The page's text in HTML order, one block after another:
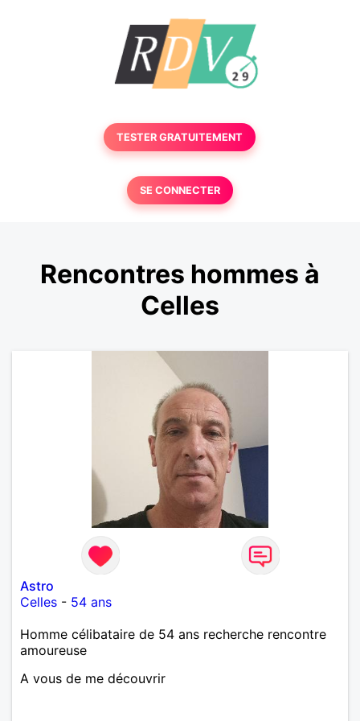
TESTER GRATUITEMENT
SE CONNECTER
Rencontres hommes à
Celles
Astro
Celles - 54 ans
Homme célibataire de 54 ans recherche rencontre
amoureuse
A vous de me découvrir